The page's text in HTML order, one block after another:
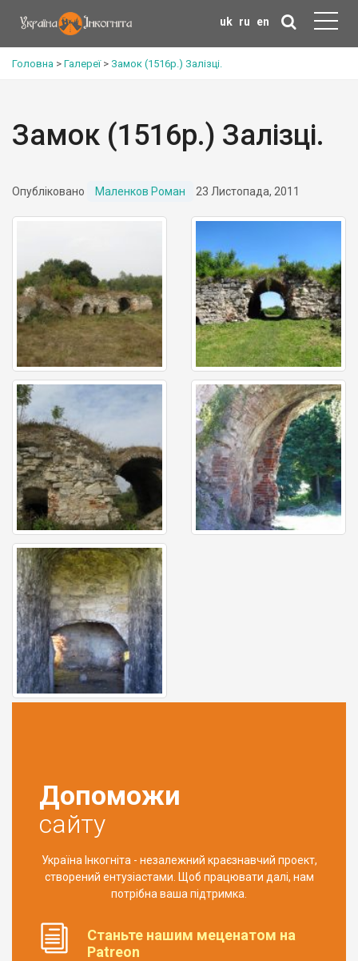
uk ru en
Головна > Галереї> Замок (1516р.) Залізці.
Замок (1516р.) Залізці.
Опубліковано Маленков Роман 23 Листопада, 2011
Допоможи
сайту
Україна Інкогніта - незалежний краєзнавчий проект,
створений ентузіастами. Щоб працювати далі, нам
потрібна ваша підтримка.
Станьте нашим меценатом на
Patreon